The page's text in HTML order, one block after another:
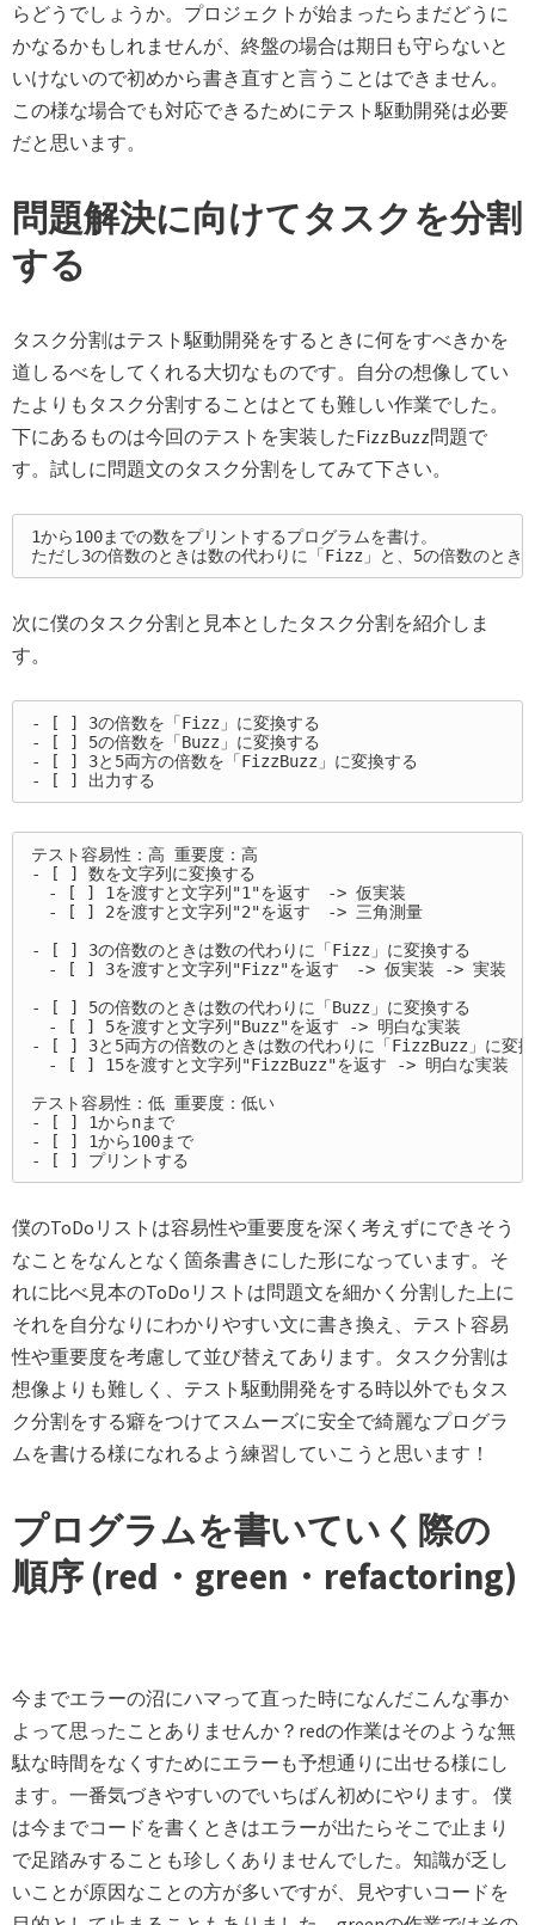
らどうでしょうか。プロジェクトが始まったらまだどうに
かなるかもしれませんが、終盤の場合は期日も守らないと
いけないので初めから書き直すと言うことはできません。
この様な場合でも対応できるためにテスト駆動開発は必要
だと思います。
問題解決に向けてタスクを分割
する
タスク分割はテスト駆動開発をするときに何をすべきかを
道しるべをしてくれる大切なものです。自分の想像してい
たよりもタスク分割することはとても難しい作業でした。
下にあるものは今回のテストを実装したFizzBuzz問題で
す。試しに問題文のタスク分割をしてみて下さい。
1から100までの数をプリントするプログラムを書け。
次に僕のタスク分割と見本としたタスク分割を紹介しま
す。
- [ ] 3の倍数を「Fizz」に変換する
- [ ] 5の倍数を「Buzz」に変換する
- [ ] 3と5両方の倍数を「FizzBuzz」に変換する
テスト容易性：高 重要度：高
- [ ] 数を文字列に変換する
- [ ] 1を渡すと文字列"1"を返す　-> 仮実装
- [ ] 2を渡すと文字列"2"を返す　-> 三角測量
- [ ] 3の倍数のときは数の代わりに「Fizz」に変換する
- [ ] 3を渡すと文字列"Fizz"を返す　-> 仮実装 -> 実装
- [ ] 5の倍数のときは数の代わりに「Buzz」に変換する
- [ ] 5を渡すと文字列"Buzz"を返す -> 明白な実装
- [ ] 3と5両方の倍数のときは数の代わりに「FizzBuzz」に変
- [ ] 15を渡すと文字列"FizzBuzz"を返す -> 明白な実装
テスト容易性：低 重要度：低い
- [ ] 1からnまで
- [ ] 1から100まで
僕のToDoリストは容易性や重要度を深く考えずにできそう
なことをなんとなく箇条書きにした形になっています。そ
れに比べ見本のToDoリストは問題文を細かく分割した上に
それを自分なりにわかりやすい文に書き換え、テスト容易
性や重要度を考慮して並び替えてあります。タスク分割は
想像よりも難しく、テスト駆動開発をする時以外でもタス
ク分割をする癖をつけてスムーズに安全で綺麗なプログラ
ムを書ける様になれるよう練習していこうと思います！
プログラムを書いていく際の
順序 (red・green・refactoring)
今までエラーの沼にハマって直った時になんだこんな事か
よって思ったことありませんか？redの作業はそのような無
駄な時間をなくすためにエラーも予想通りに出せる様にし
ます。一番気づきやすいのでいちばん初めにやります。 僕
は今までコードを書くときはエラーが出たらそこで止まり
で足踏みすることも珍しくありませんでした。知識が乏し
いことが原因なことの方が多いですが、見やすいコードを